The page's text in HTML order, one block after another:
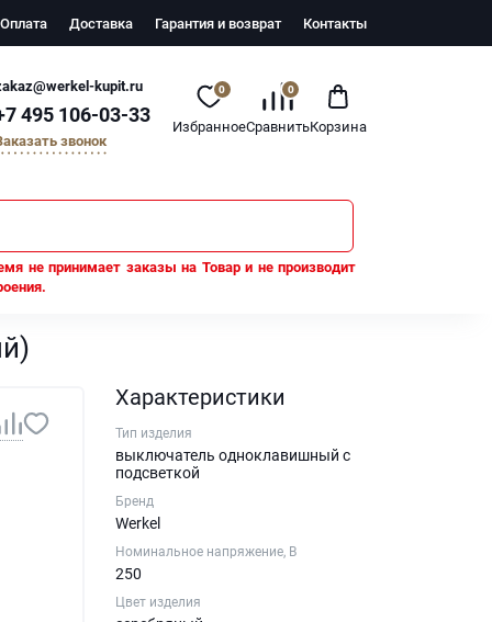
Оплата Доставка Гарантия и возврат Контакты
kupit.ru
495 106-03-33
звонок
0
Избранное
0
СравнитьКорзина
не принимает заказы на Товар и не производит
Характеристики
Тип изделия
выключатель одноклавишный с
подсветкой
Бренд
Werkel
Номинальное напряжение, В
250
Цвет изделия